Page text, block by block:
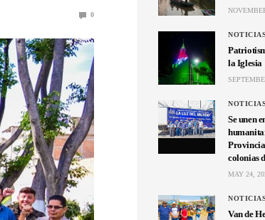
0
NOTICIAS
la Iglesia
NOTICIAS
Se unen
colonias
MAY 24,
NOTICIAS
Van de